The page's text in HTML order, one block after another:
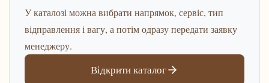
У каталозі можна вибрати напрямок, сервіс, тип
відправлення і вагу, а потім одразу передати заявку
менеджеру.
Відкрити каталог